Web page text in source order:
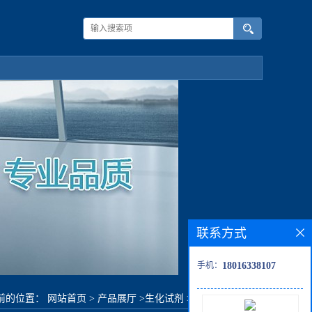
的位置： 网站首页 > 产品展厅 >生化试剂 > 2,3,4-三氟苯胺
联系方式
手机： 18016338107